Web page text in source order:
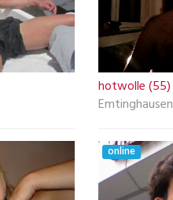
hotwolle (55)
Emtinghausen
online